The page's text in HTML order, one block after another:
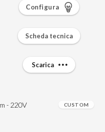
- 220V CUSTOM
Configura
Scheda tecnica
Scarica